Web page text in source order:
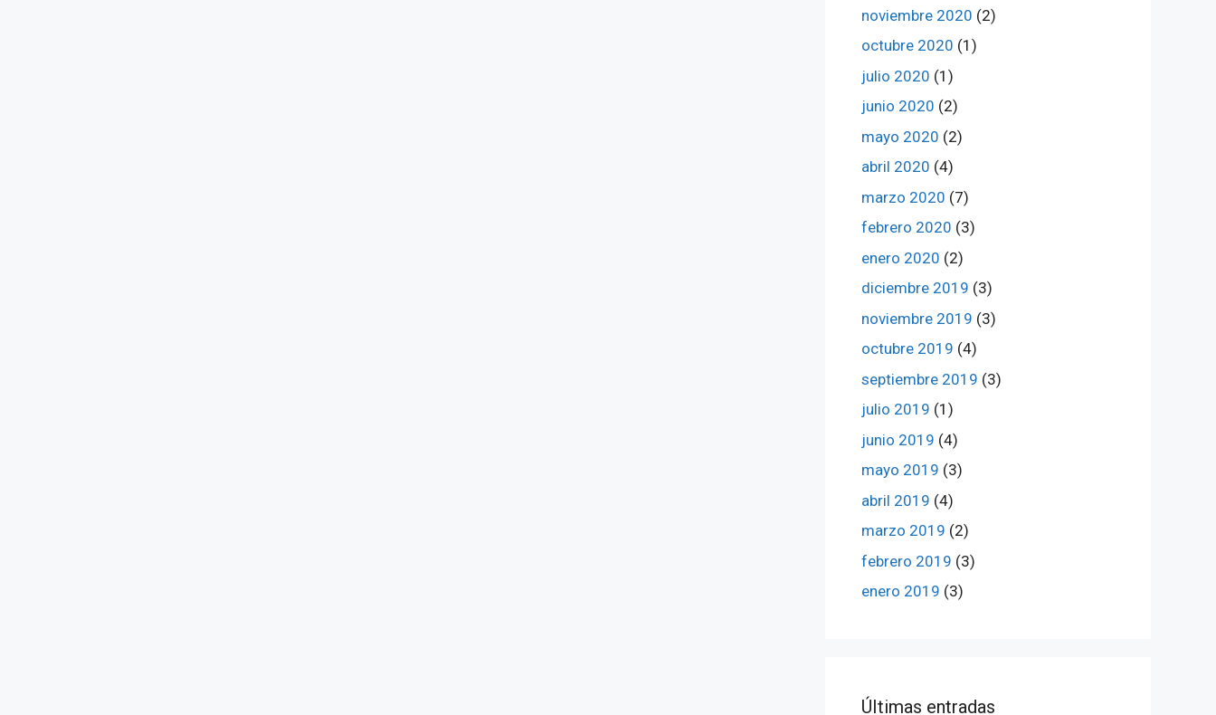
noviembre 2020 (2)
octubre 2020 (1)
julio 2020 (1)
junio 2020 (2)
mayo 2020 (2)
abril 2020 (4)
marzo 2020 (7)
febrero 2020 (3)
enero 2020 (2)
diciembre 2019 (3)
noviembre 2019 (3)
octubre 2019 (4)
septiembre 2019 (3)
julio 2019 (1)
junio 2019 (4)
mayo 2019 (3)
abril 2019 (4)
marzo 2019 (2)
febrero 2019 (3)
enero 2019 (3)
ÚItimas entradas